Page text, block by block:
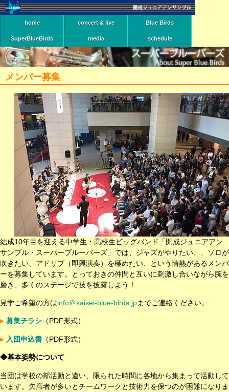
home concert & live Blue Birds
SuperBlueBirds media schedule
メンバー募集
結成10年目を迎える中学生・高校生ビッグバンド「開成ジュニアアン
サンブル・スーパーブルーバーズ」では、ジャズがやりたい、、ソロが
吹きたい、アドリブ（即興演奏）を極めたい、という情熱があるメンバ
ーを募集しています。とっておきの仲間と互いに刺激し合いながら腕を
磨き、多くのステージで技を披露しよう！
見学ご希望の方はinfo＠kaisei-blue-birds.jpまでご連絡ください。
募集チラシ （PDF形式）
入団申込書 （PDF形式）
◆基本姿勢について
当団は学校の部活動と違い、限られた時間に各地から集まって活動して
います。欠席者が多いとチームワークと技術力を保つのが困難になりま